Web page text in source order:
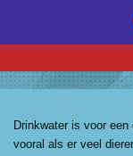
de
hoofdinhoud
Drinkwater is voor
vooral als er veel